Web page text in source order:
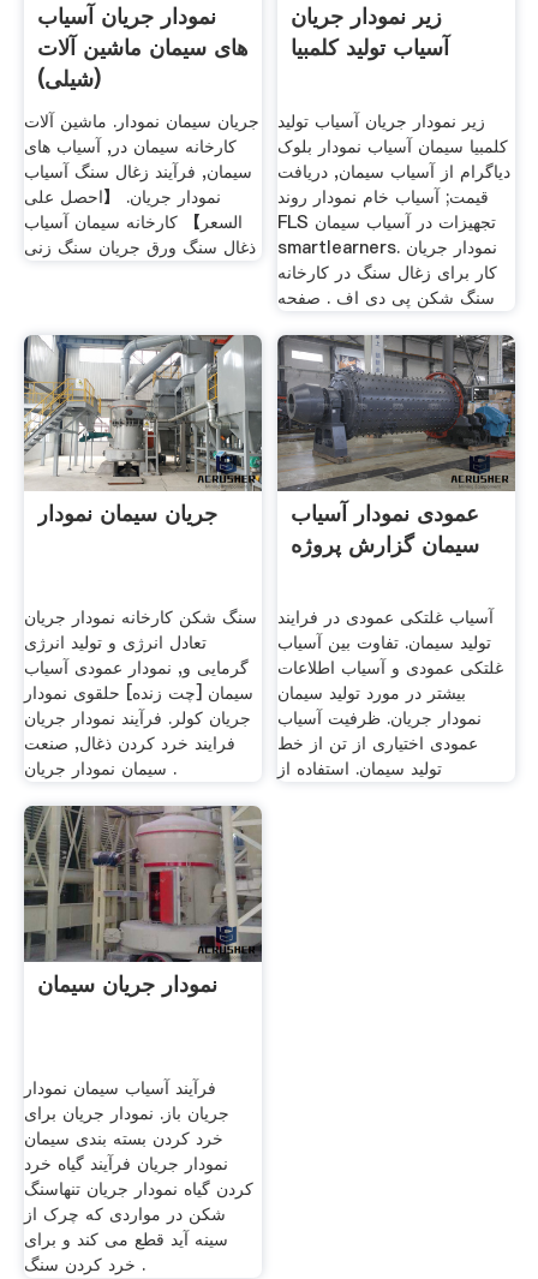
نمودار جریان آسیاب
های سیمان ماشین آلات
(شیلی)
جریان سیمان نمودار. ماشین آلات
کارخانه سیمان در, آسیاب های
سیمان, فرآیند زغال سنگ آسیاب
نمودار جریان. 【احصل على
السعر】 کارخانه سیمان آسیاب
ذغال سنگ ورق جریان سنگ زنی
زیر نمودار جریان
آسیاب تولید کلمبیا
زیر نمودار جریان آسیاب تولید
کلمبیا سیمان آسیاب نمودار بلوک
دیاگرام از آسیاب سیمان, دریافت
قیمت; آسیاب خام نمودار روند
FLS تجهیزات در آسیاب سیمان
smartlearners. نمودار جریان
کار برای زغال سنگ در کارخانه
سنگ شکن پی دی اف . صفحه
جریان سیمان نمودار
سنگ شکن کارخانه نمودار جریان
تعادل انرژی و تولید انرژی
گرمایی و, نمودار عمودی آسیاب
سیمان [چت زنده] حلقوی نمودار
جریان کولر. فرآیند نمودار جریان
فرایند خرد کردن ذغال, صنعت
سیمان نمودار جریان .
عمودی نمودار آسیاب
سیمان گزارش پروژه
آسیاب غلتکی عمودی در فرایند
تولید سیمان. تفاوت بین آسیاب
غلتکی عمودی و آسیاب اطلاعات
بیشتر در مورد تولید سیمان
نمودار جریان. ظرفیت آسیاب
عمودی اختیاری از تن از خط
تولید سیمان. استفاده از
نمودار جریان سیمان
فرآیند آسیاب سیمان نمودار
جریان باز. نمودار جریان برای
خرد کردن بسته بندی سیمان
نمودار جریان فرآیند گیاه خرد
کردن گیاه نمودار جریان تنهاسنگ
شکن در مواردی که چرک از
سینه آید قطع می کند و برای
خرد کردن سنگ .